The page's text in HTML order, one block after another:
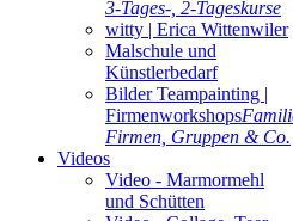
3-Tages-, 2-Tageskurse
witty | Erica Wittenwiler
Malschule und
Künstlerbedarf
Bilder Teampainting |
Firmenworkshops
Firmen, Gruppen & Co.
Videos
Video - Marmormehl
und Schütten